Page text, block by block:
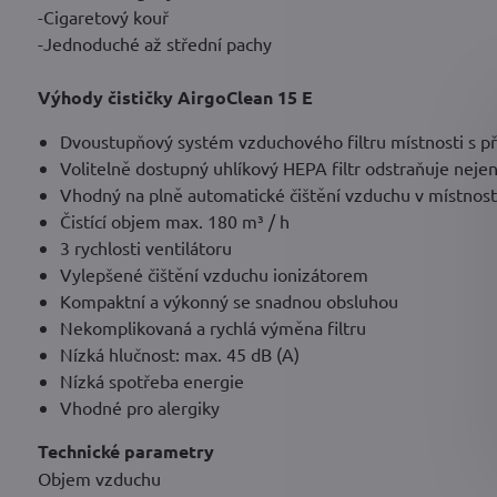
-Cigaretový kouř
-Jednoduché až střední pachy
Výhody čističky AirgoClean 15 E
Dvoustupňový systém vzduchového filtru místnosti s
Volitelně dostupný uhlíkový HEPA filtr odstraňuje
Vhodný na plně automatické čištění vzduchu v
Čistící objem max. 180 m³ / h
3 rychlosti ventilátoru
Vylepšené čištění vzduchu ionizátorem
Kompaktní a výkonný se snadnou obsluhou
Nekomplikovaná a rychlá výměna filtru
Nízká hlučnost: max. 45 dB (A)
Nízká spotřeba energie
Vhodné pro alergiky
Technické parametry
Objem vzduchu